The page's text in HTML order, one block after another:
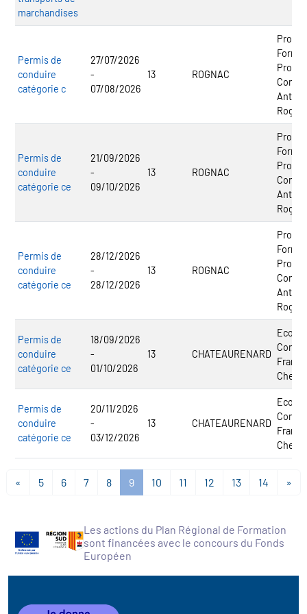
marchandises
Permis de
conduire
catégorie c
27/07/2026
-
07/08/2026
13 ROGNAC
Permis de
conduire
catégorie ce
21/09/2026
-
09/10/2026
13 ROGNAC
Permis de
conduire
catégorie ce
28/12/2026
-
28/12/2026
13 ROGNAC
Permis de
conduire
catégorie ce
18/09/2026
-
01/10/2026
13 CHATEAURENARD
Ecole
Cherri
Permis de
conduire
catégorie ce
20/11/2026
-
03/12/2026
13 CHATEAURENARD
Ecole
Cherri
« 5 6 7 8 9 10 11 12 13 14 »
Les actions du Plan Régional de Formation
sont financées avec le concours du Fonds
Européen